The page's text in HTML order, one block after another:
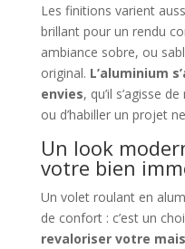
Les finitions varient
brillant pour un rendu
ambiance sobre, ou
original. L’aluminium
envies, qu’il s’agisse
ou d’habiller un projet
Un look
votre bien
Un volet roulant en
de confort : c’est un
revaloriser votre